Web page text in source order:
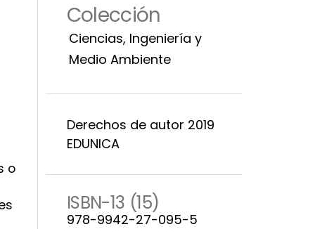
o
Colección
Ciencias, Ingeniería y
Medio Ambiente
Derechos de autor 2019
EDUNICA
ISBN-13 (15)
978-9942-27-095-5